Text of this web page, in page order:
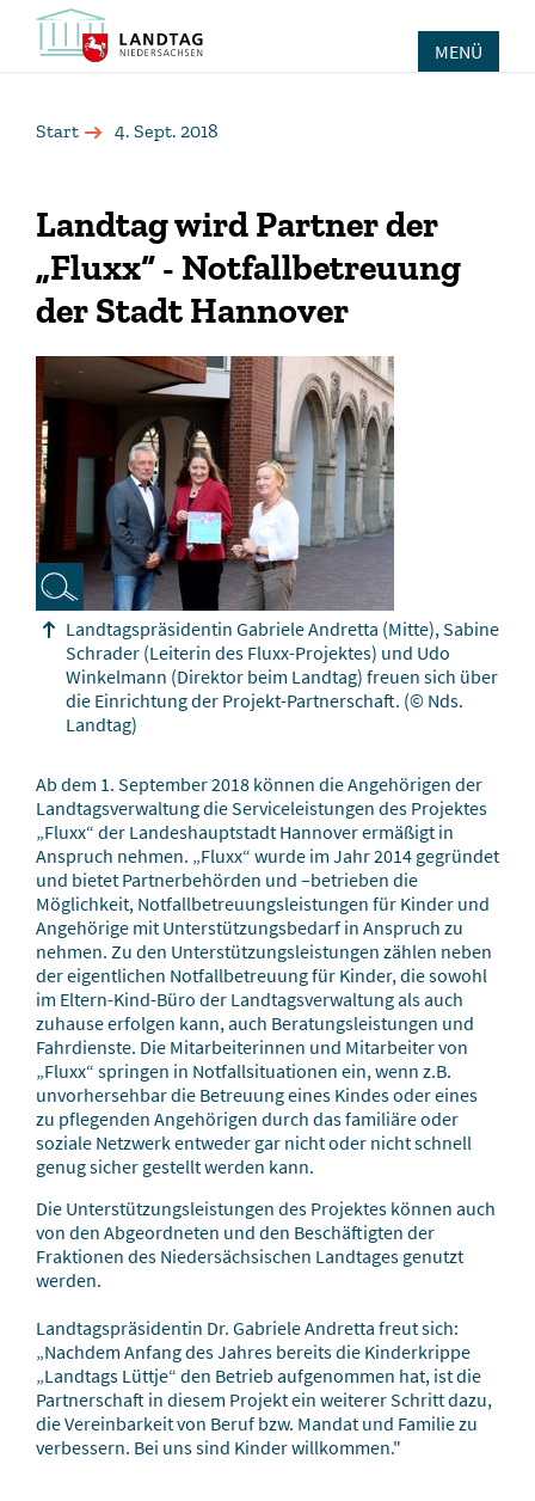
MENÜ
Start 4. Sept. 2018
Landtag wird Partner der
„Fluxx“ - Notfallbetreuung
der Stadt Hannover
Landtagspräsidentin Gabriele Andretta (Mitte), Sabine
Schrader (Leiterin des Fluxx-Projektes) und Udo
Winkelmann (Direktor beim Landtag) freuen sich über
die Einrichtung der Projekt-Partnerschaft. (© Nds.
Landtag)
Ab dem 1. September 2018 können die Angehörigen der
Landtagsverwaltung die Serviceleistungen des Projektes
„Fluxx“ der Landeshauptstadt Hannover ermäßigt in
Anspruch nehmen. „Fluxx“ wurde im Jahr 2014 gegründet
und bietet Partnerbehörden und –betrieben die
Möglichkeit, Notfallbetreuungsleistungen für Kinder und
Angehörige mit Unterstützungsbedarf in Anspruch zu
nehmen. Zu den Unterstützungsleistungen zählen neben
der eigentlichen Notfallbetreuung für Kinder, die sowohl
im Eltern-Kind-Büro der Landtagsverwaltung als auch
zuhause erfolgen kann, auch Beratungsleistungen und
Fahrdienste. Die Mitarbeiterinnen und Mitarbeiter von
„Fluxx“ springen in Notfallsituationen ein, wenn z.B.
unvorhersehbar die Betreuung eines Kindes oder eines
zu pflegenden Angehörigen durch das familiäre oder
soziale Netzwerk entweder gar nicht oder nicht schnell
genug sicher gestellt werden kann.
Die Unterstützungsleistungen des Projektes können auch
von den Abgeordneten und den Beschäftigten der
Fraktionen des Niedersächsischen Landtages genutzt
werden.
Landtagspräsidentin Dr. Gabriele Andretta freut sich:
„Nachdem Anfang des Jahres bereits die Kinderkrippe
„Landtags Lüttje“ den Betrieb aufgenommen hat, ist die
Partnerschaft in diesem Projekt ein weiterer Schritt dazu,
die Vereinbarkeit von Beruf bzw. Mandat und Familie zu
verbessern. Bei uns sind Kinder willkommen."